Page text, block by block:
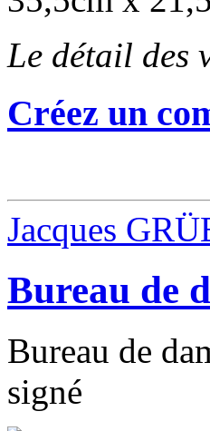
Le détail des
Créez un
Jacques
Bureau de
Bureau de
signé